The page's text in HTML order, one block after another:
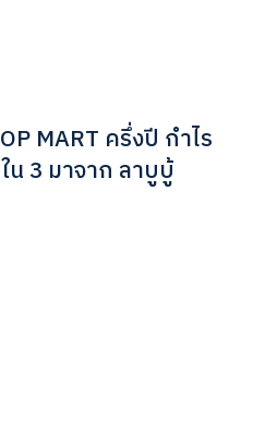
MART ครึ่งปี กำไร
น 3 มาจาก ลาบูบู้